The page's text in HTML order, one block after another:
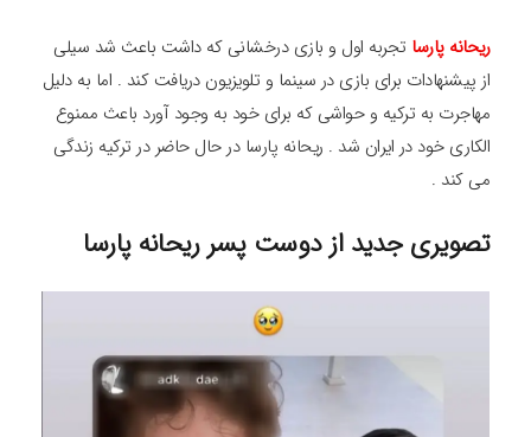
ریحانه پارسا تجربه اول و بازی درخشانی که داشت باعث شد سیلی
از پیشنهادات برای بازی در سینما و تلویزیون دریافت کند . اما به دلیل
مهاجرت به ترکیه و حواشی که برای خود به وجود آورد باعث ممنوع
الکاری خود در ایران شد . ریحانه پارسا در حال حاضر در ترکیه زندگی
می کند .
تصویری جدید از دوست پسر ریحانه پارسا